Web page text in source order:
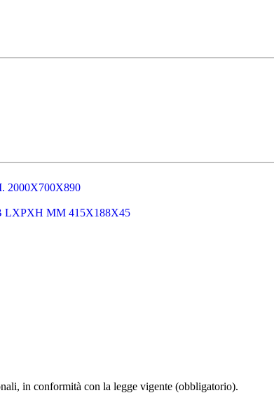
2000X700X890
LXPXH MM 415X188X45
in conformità con la legge vigente (obbligatorio).